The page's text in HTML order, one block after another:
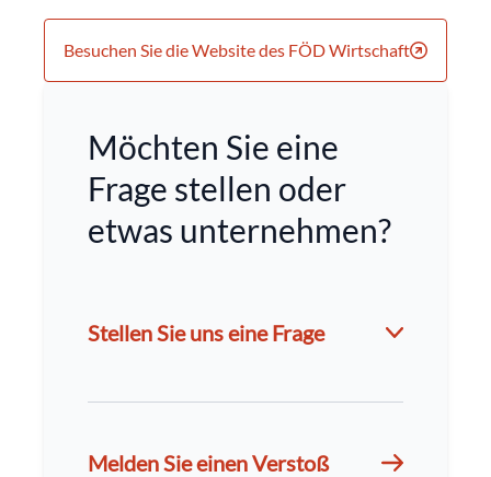
Besuchen Sie die Website des FÖD Wirtschaft
Möchten Sie eine
Frage stellen oder
etwas unternehmen?
Stellen Sie uns eine Frage
Melden Sie einen Verstoß